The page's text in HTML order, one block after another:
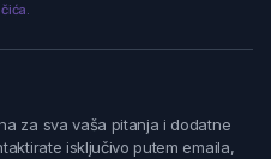
za sva vaša pitanja i dodatne
isključivo putem emaila,